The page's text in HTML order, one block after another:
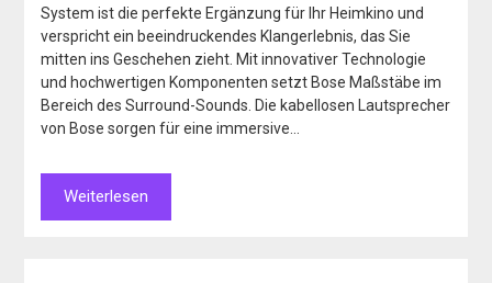
System ist die perfekte Ergänzung für Ihr Heimkino und
verspricht ein beeindruckendes Klangerlebnis, das Sie
mitten ins Geschehen zieht. Mit innovativer Technologie
und hochwertigen Komponenten setzt Bose Maßstäbe im
Bereich des Surround-Sounds. Die kabellosen Lautsprecher
von Bose sorgen für eine immersive…
Weiterlesen